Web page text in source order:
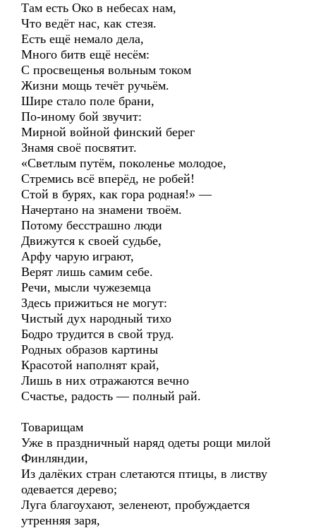
Там есть Око в небесах нам,
Что ведёт нас, как стезя.
Есть ещё немало дела,
Много битв ещё несём:
С просвещенья вольным током
Жизни мощь течёт ручьём.
Шире стало поле брани,
По-иному бой звучит:
Мирной войной финский берег
Знамя своё посвятит.
«Светлым путём, поколенье молодое,
Стремись всё вперёд, не робей!
Стой в бурях, как гора родная!» —
Начертано на знамени твоём.
Потому бесстрашно люди
Движутся к своей судьбе,
Арфу чарую играют,
Верят лишь самим себе.
Речи, мысли чужеземца
Здесь прижиться не могут:
Чистый дух народный тихо
Бодро трудится в свой труд.
Родных образов картины
Красотой наполнят край,
Лишь в них отражаются вечно
Счастье, радость — полный рай.
Товарищам
Уже в праздничный наряд одеты рощи милой
Финляндии,
Из далёких стран слетаются птицы, в листву
одевается дерево;
Луга благоухают, зеленеют, пробуждается
утренняя заря,